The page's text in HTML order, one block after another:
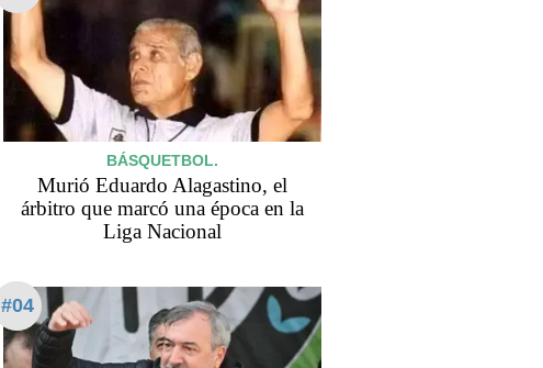
BÁSQUETBOL.
Murió Eduardo Alagastino, el
árbitro que marcó una época en la
Liga Nacional
#04